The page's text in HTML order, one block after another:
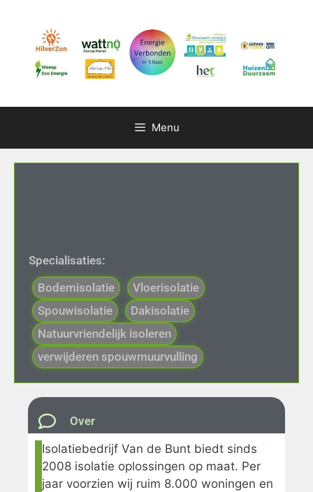
Menu
Specialisaties:
Bodemisolatie
Vloerisolatie
Spouwisolatie
Dakisolatie
Natuurvriendelijk isoleren
verwijderen spouwmuurvulling
Over
Isolatiebedrijf Van de Bunt biedt sinds
2008 isolatie oplossingen op maat. Per
jaar voorzien wij ruim 8.000 woningen en